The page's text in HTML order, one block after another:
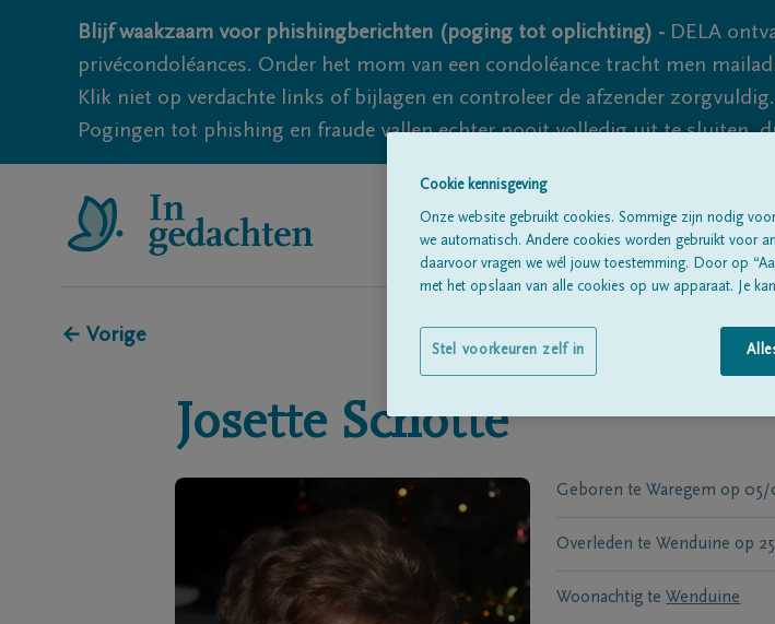
Blijf waakzaam voor phishingberichten (poging tot oplichting) - DELA
privécondoléances. Onder het mom van een condoléance tracht men
Klik niet op verdachte links of bijlagen en controleer de afzender
Pogingen tot phishing en fraude vallen echter nooit volledig uit te sluiten,
← Vorige
Josette Schotte
Geboren te Waregem op 05/
Overleden te Wenduine op
Woonachtig te Wenduine
Cookie kennisgeving
Onze website gebruikt cookies. Sommige zijn nodig
we automatisch. Andere cookies worden gebruikt voor
daarvoor vragen we wél jouw toestemming. Door op
met het opslaan van alle cookies op uw apparaat. Je
Stel voorkeuren zelf in